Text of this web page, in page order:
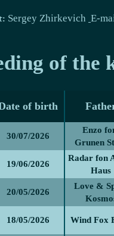
Sergey Zhirkevich E-
of
of birth
30/07/2026
Enzo
Grunen
19/06/2026
Radar fon
Haus
20/05/2026
Love &
18/05/2026 Wind Fox